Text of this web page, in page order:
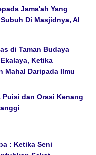
Jama'ah Yang
Di Masjidnya, Al
di Taman Budaya
Ketika
Mahal Daripada Ilmu
Puisi dan Orasi Kenang
: Ketika Seni